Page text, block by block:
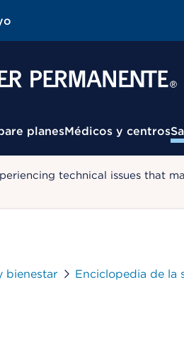
planesMédicos y centros
technical issues that
bienestar Enciclopedia de la